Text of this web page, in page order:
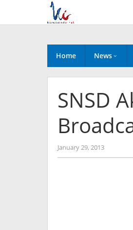
content
Home News
SNSD
January 29, 2013by